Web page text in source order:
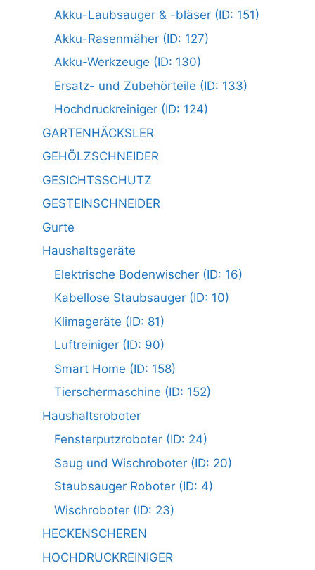
Akku-Laubsauger & -bläser (ID: 151)
Akku-Rasenmäher (ID: 127)
Akku-Werkzeuge (ID: 130)
Ersatz- und Zubehörteile (ID: 133)
Hochdruckreiniger (ID: 124)
GARTENHÄCKSLER
GEHÖLZSCHNEIDER
GESICHTSSCHUTZ
GESTEINSCHNEIDER
Gurte
Haushaltsgeräte
Elektrische Bodenwischer (ID: 16)
Kabellose Staubsauger (ID: 10)
Klimageräte (ID: 81)
Luftreiniger (ID: 90)
Smart Home (ID: 158)
Tierschermaschine (ID: 152)
Haushaltsroboter
Fensterputzroboter (ID: 24)
Saug und Wischroboter (ID: 20)
Staubsauger Roboter (ID: 4)
Wischroboter (ID: 23)
HECKENSCHEREN
HOCHDRUCKREINIGER